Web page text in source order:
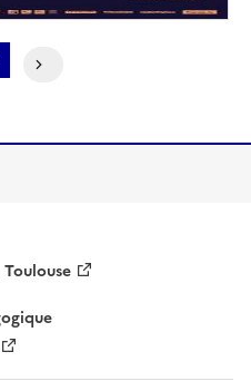
Pagination